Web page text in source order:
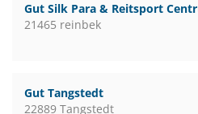
Gut Silk Para & Reitsport
21465 reinbek
Gut Tangstedt
22889 Tangstedt